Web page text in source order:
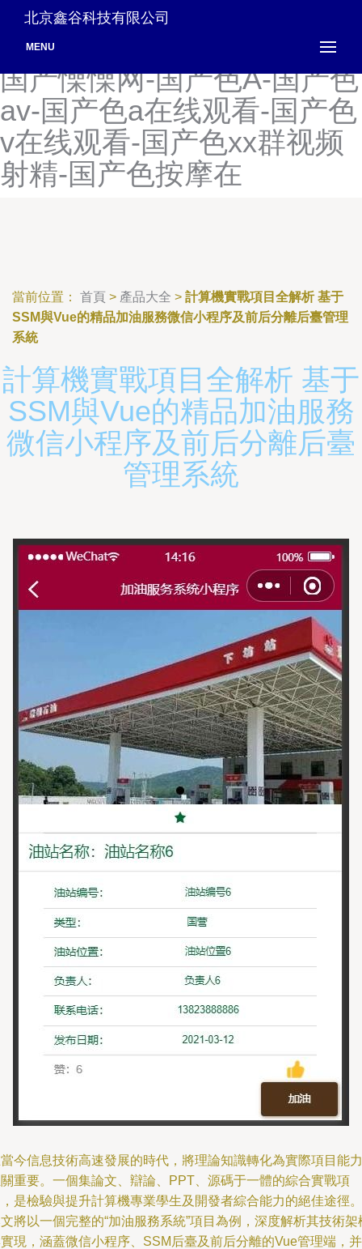
国产三线无播-国产三香港三
韩国三级-国产搡女人高潮-
国产懆懆网-国产色A-国产色
av-国产色a在线观看-国产色
v在线观看-国产色xx群视频
射精-国产色按摩在
北京鑫谷科技有限公司
MENU
當前位置： 首頁 > 產品大全 > 計算機實戰項目全解析 基于
SSM與Vue的精品加油服務微信小程序及前后分離后臺管理
系統
計算機實戰項目全解析 基于
SSM與Vue的精品加油服務
微信小程序及前后分離后臺
管理系統
今信息技術高速發展的時代，將理論知識轉化為實際項目能力
重要。一個集論文、辯論、PPT、源碼于一體的綜合實戰項
是檢驗與提升計算機專業學生及開發者綜合能力的絕佳途徑。
將以一個完整的“加油服務系統”項目為例，深度解析其技術架
現，涵蓋微信小程序、SSM后臺及前后分離的Vue管理端，并